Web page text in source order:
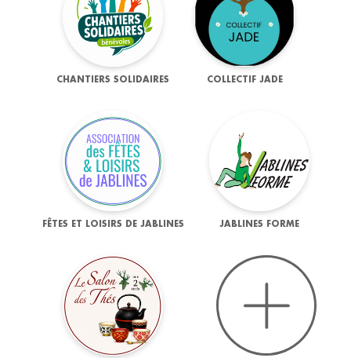
CHANTIERS SOLIDAIRES COLLECTIF JADE
FÊTES ET LOISIRS DE JABLINES JABLINES FORME